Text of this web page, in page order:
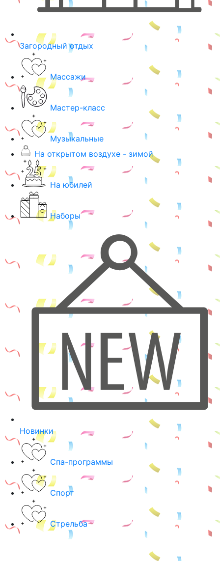
Загородный отдых
Массажи
Мастер-класс
Музыкальные
На открытом воздухе - зимой
На юбилей
Наборы
Новинки
Спа-программы
Спорт
Стрельба